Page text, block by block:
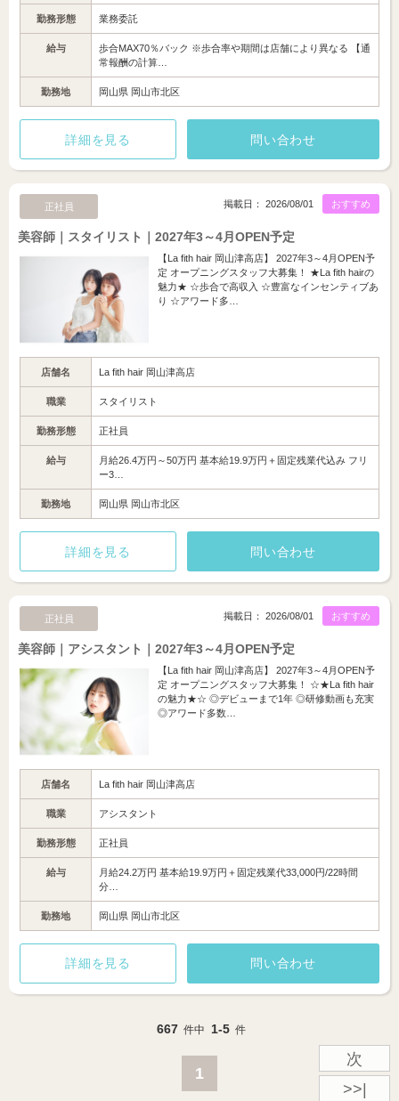
勤務形態 業務委託
給与
歩合MAX70％バック ※歩合率や期間は店舗により異なる 【通
常報酬の計算…
勤務地 岡山県 岡山市北区
詳細を見る 問い合わせ
正社員 おすすめ
掲載日： 2026/08/01
美容師｜スタイリスト｜2027年3～4月OPEN予定
【La fith hair 岡山津高店】 2027年3～4月OPEN予
定 オープニングスタッフ大募集！ ★La fith hairの
魅力★ ☆歩合で高収入 ☆豊富なインセンティブあ
り ☆アワード多…
店舗名 La fith hair 岡山津高店
職業 スタイリスト
勤務形態 正社員
給与
月給26.4万円～50万円 基本給19.9万円＋固定残業代込み フリ
ー3…
勤務地 岡山県 岡山市北区
詳細を見る 問い合わせ
正社員 おすすめ
掲載日： 2026/08/01
美容師｜アシスタント｜2027年3～4月OPEN予定
【La fith hair 岡山津高店】 2027年3～4月OPEN予
定 オープニングスタッフ大募集！ ☆★La fith hair
の魅力★☆ ◎デビューまで1年 ◎研修動画も充実
◎アワード多数…
店舗名 La fith hair 岡山津高店
職業 アシスタント
勤務形態 正社員
給与
月給24.2万円 基本給19.9万円＋固定残業代33,000円/22時間
分…
勤務地 岡山県 岡山市北区
詳細を見る 問い合わせ
667 件中 1-5 件
1
次
>>|